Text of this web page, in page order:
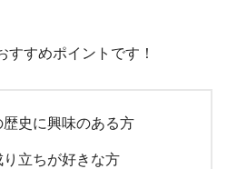
すめポイントです！
史に興味のある方
立ちが好きな方